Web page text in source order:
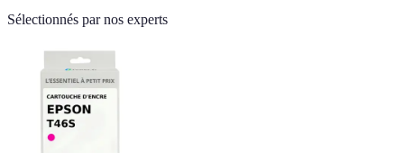
Sélectionnés par nos experts